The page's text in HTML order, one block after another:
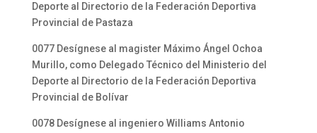
Deporte al Directorio de la Federación Deportiva
Provincial de Pastaza
0077 Desígnese al magister Máximo Ángel Ochoa
Murillo, como Delegado Técnico del Ministerio del
Deporte al Directorio de la Federación Deportiva
Provincial de Bolívar
0078 Desígnese al ingeniero Williams Antonio